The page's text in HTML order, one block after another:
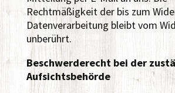
Rechtmäßigkeit der bis zum
Datenverarbeitung bleibt vom
unberührt.
Beschwerderecht bei der
Aufsichtsbehörde